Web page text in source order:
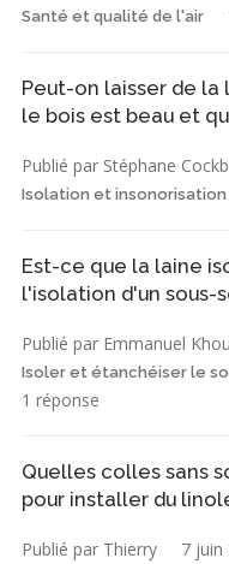
Santé et qualité de l'air
Peut-on laisser de
le bois est beau et
Publié par Stéphane
Isolation et insonorisation
Est-ce que la laine
l'isolation d'un sous-
Publié par Emmanuel
Isoler et étanchéiser le
1 réponse
Quelles colles sans
pour installer du
Publié par Thierry 7 juin